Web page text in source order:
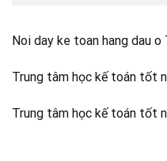
Noi day ke toan hang dau o
Trung tâm học kế toán tốt
Trung tâm học kế toán tốt